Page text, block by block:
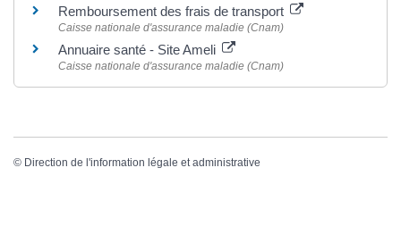
Remboursement des frais de transport
Caisse nationale d'assurance maladie (Cnam)
Annuaire santé - Site Ameli
Caisse nationale d'assurance maladie (Cnam)
© Direction de l'information légale et administrative